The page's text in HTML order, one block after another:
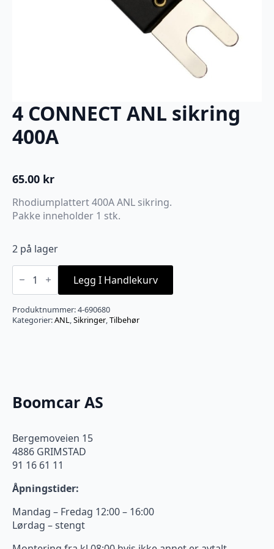
4 CONNECT ANL sikring
400A
65.00 kr
Rhodiumplattert 400A ANL sikring.
Pakke inneholder 1 stk.
2 på lager
4
CONNECT
sikring
400A
antall
Legg I Handlekurv
Produktnummer:4-690680
Kategorier:ANL,Sikringer,Tilbehør
Boomcar AS
Bergemoveien 15
4886 GRIMSTAD
91 16 61 11
Åpningstider:
Mandag – Fredag 12:00 – 16:00
Lørdag – stengt